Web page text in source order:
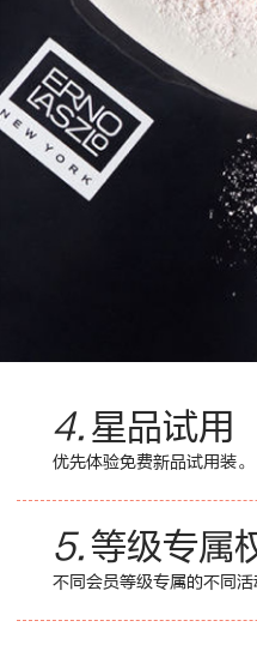
4. 星品试用
优先体验免费新品试用装。
5. 等级专属
不同会员等级专属的不同活